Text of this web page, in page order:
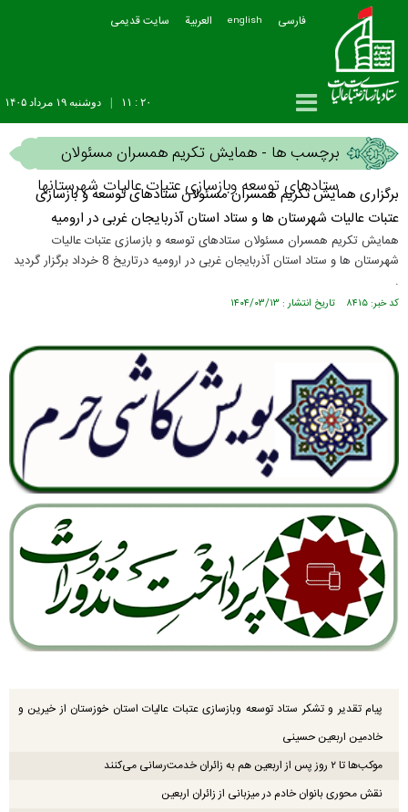
فارسی english العربیة سایت قدیمی
دوشنبه ۱۹ مرداد ۱۴۰۵ ۲۰ : ۱۱
برچسب ها - همایش تکریم همسران مسئولان
ستادهای توسعه وبازسازی عتبات عالیات شهرستانها
برگزاری همایش تکریم همسران مسئولان ستادهای توسعه و بازسازی
عتبات عالیات شهرستان ها و ستاد استان آذربایجان غربی در ارومیه
همایش تکریم همسران مسئولان ستادهای توسعه و بازسازی عتبات عالیات
شهرستان ها و ستاد استان آذربایجان غربی در ارومیه درتاریخ 8 خرداد برگزار گردید
.
کد خبر: ۸۴۱۵ تاریخ انتشار : ۱۴۰۴/۰۳/۱۳
پیام تقدیر و تشکر ستاد توسعه وبازسازی عتبات عالیات استان خوزستان از خیرین و
خادمین اربعین حسینی
موکب‌ها تا ۲ روز پس از اربعین هم به زائران خدمت‌رسانی می‌کنند
نقش محوری بانوان خادم در میزبانی از زائران اربعین